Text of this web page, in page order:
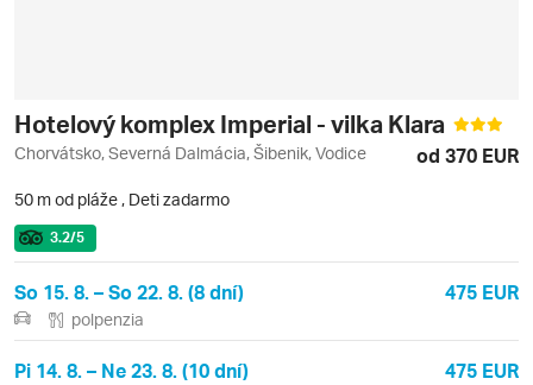
Hotelový komplex Imperial - vilka Klara
Chorvátsko, Severná Dalmácia, Šibenik, Vodice od 370 EUR
50 m od pláže , Deti zadarmo
3.2/5
So 15. 8. – So 22. 8. (8 dní) 475 EUR
polpenzia
Pi 14. 8. – Ne 23. 8. (10 dní) 475 EUR